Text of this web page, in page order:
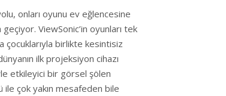
onları oyunu ev eğlencesine
ViewSonic’in oyunları tek
çocuklarıyla birlikte kesintisiz
ilk projeksiyon cihazı
etkileyici bir görsel şölen
çok yakın mesafeden bile